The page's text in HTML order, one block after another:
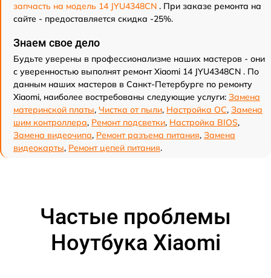
запчасть на модель 14 JYU4348CN . При заказе ремонта на
сайте - предоставляется скидка -25%.
Знаем свое дело
Будьте уверены в профессионализме наших мастеров - они
с уверенностью выполнят ремонт Xiaomi 14 JYU4348CN . По
данным наших мастеров в Санкт-Петербурге по ремонту
Xiaomi, наиболее востребованы следующие услуги: Замена
материнской платы, Чистка от пыли, Настройка ОС, Замена
шим контроллера, Ремонт подсветки, Настройка BIOS,
Замена видеочипа, Ремонт разъема питания, Замена
видеокарты, Ремонт цепей питания.
Частые проблемы
Ноутбука Xiaomi